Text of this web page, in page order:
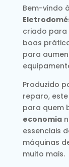
Bem-vindo
criado para
boas
para
Produzido
reparo,
para quem
economia
essenciais
máquinas
muito mais.